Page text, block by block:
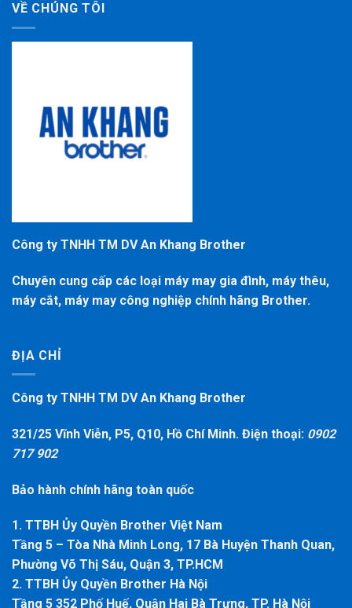
VỀ CHÚNG TÔI
Công ty TNHH TM DV An Khang Brother
Chuyên cung cấp các loại máy may gia đình, máy thêu,
máy cắt, máy may công nghiệp chính hãng Brother.
ĐỊA CHỈ
Công ty TNHH TM DV An Khang Brother
321/25 Vĩnh Viễn, P5, Q10, Hồ Chí Minh. Điện thoại: 0902
717 902
Bảo hành chính hãng toàn quốc
1. TTBH Ủy Quyền Brother Việt Nam
Tầng 5 – Tòa Nhà Minh Long, 17 Bà Huyện Thanh Quan,
Phường Võ Thị Sáu, Quận 3, TP.HCM
2. TTBH Ủy Quyền Brother Hà Nội
Tầng 5 352 Phố Huế, Quận Hai Bà Trưng, TP. Hà Nội